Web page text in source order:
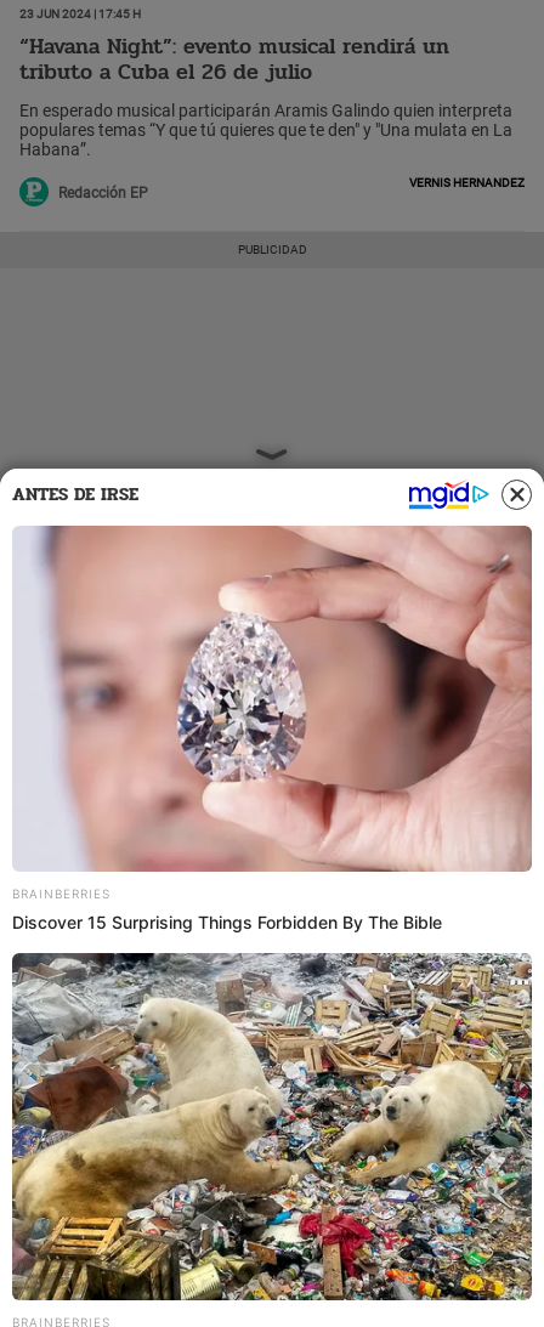
23 Jun 2024 | 17:45 h
“Havana Night”: evento musical rendirá un
tributo a Cuba el 26 de julio
En esperado musical participarán Aramis Galindo quien interpreta
populares temas “Y que tú quieres que te den" y "Una mulata en La
Habana”.
Redacción EP
Vernis Hernandez
26 Abr 2024 | 10:33 h
Giovanna Valcárcel DEFIENDE a su prima tras
críticas por su romance: "Milett y Marcelo están
enamorados"
Giovanna Valcárcel llenó de elogios a Milett Figueroa y la defendió
de críticas por su romance con Marcelo Tinelli. ¿Cómo la calificó
como persona?
Omar Lozano
Milett Figueroa
ANTES DE IRSE